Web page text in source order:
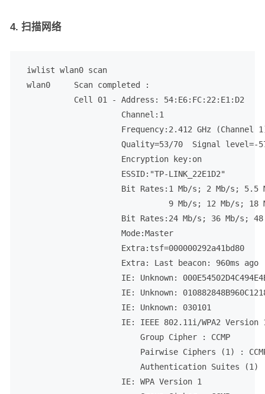
4. 扫描网络
iwlist wlan0 scan
wlan0     Scan completed :
Cell 01 - Address: 54:E6:FC:22:E1:D2
Channel:1
Frequency:2.412 GHz (Channel
Quality=53/70  Signal level=-57
Encryption key:on
ESSID:"TP-LINK_22E1D2"
Bit Rates:1 Mb/s; 2 Mb/s; 5.5 Mb/s;
9 Mb/s; 12 Mb/s; 18
Bit Rates:24 Mb/s; 36 Mb/s; 48 Mb/
Mode:Master
Extra:tsf=000000292a41bd80
Extra: Last beacon: 960ms ago
IE: Unknown:
IE: Unknown:
IE: Unknown: 030101
IE: IEEE 802.11i/WPA2 Version
Group Cipher : CCMP
Pairwise Ciphers (1) :
Authentication Suites (1) :
IE: WPA Version 1